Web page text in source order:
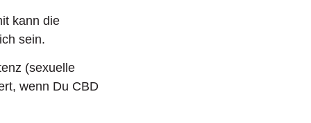
kann die
sein.
(sexuelle
wenn Du CBD